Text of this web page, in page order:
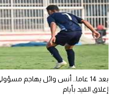
بعد 14 عاما.. أنس وائل يهاجم
إغلاق القيد بأيام